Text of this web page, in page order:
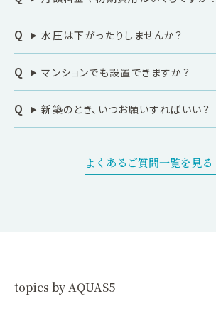
水圧は下がったりしませんか？
マンションでも設置できますか？
新築のとき、いつお願いすればいい？
よくあるご質問一覧を見る
topics by AQUAS5